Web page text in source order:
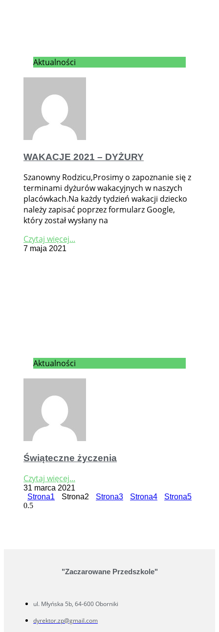
Aktualności
WAKACJE 2021 – DYŻURY
Szanowny Rodzicu,Prosimy o zapoznanie się z
terminami dyżurów wakacyjnych w naszych
placówkach.Na każdy tydzień wakacji dziecko
należy zapisać poprzez formularz Google,
który został wysłany na
Czytaj więcej...
7 maja 2021
Aktualności
Świąteczne życzenia
Czytaj więcej...
31 marca 2021
Strona1 Strona2 Strona3 Strona4 Strona5
"Zaczarowane Przedszkole"
ul. Młyńska 5b, 64-600 Oborniki
dyrektor.zp@gmail.com